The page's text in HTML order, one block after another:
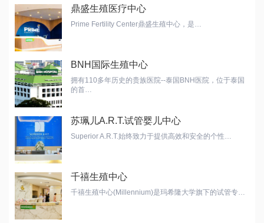
鼎盛生殖医疗中心
Prime Fertility Center鼎盛生殖中心，是…
BNH国际生殖中心
拥有110多年历史的贵族医院--泰国BNH医院，位于泰国
的首…
苏珮儿A.R.T.试管婴儿中心
Superior A.R.T.始终致力于提供高效和安全的个性…
千禧生殖中心
千禧生殖中心(Millennium)是玛希隆大学旗下的试管专…